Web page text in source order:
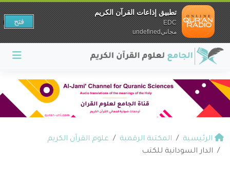
الرئيسية المكتبة الرقمية
علوم القرآن الكريم
الدار السودانية للكتب
تطبيق إذاعات القرآن الكريم
EDC
مجانيundefined
فتح